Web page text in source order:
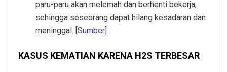
paru-paru akan melemah dan berhenti bekerja,
sehingga seseorang dapat hilang kesadaran dan
meninggal. [Sumber]
KASUS KEMATIAN KARENA H2S TERBESAR